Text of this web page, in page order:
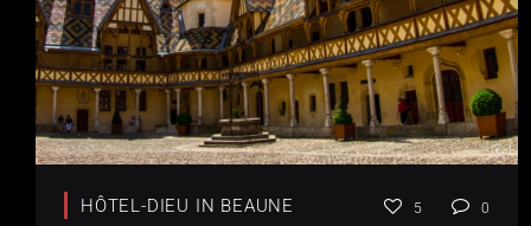
HÔTEL-DIEU IN BEAUNE 5 0